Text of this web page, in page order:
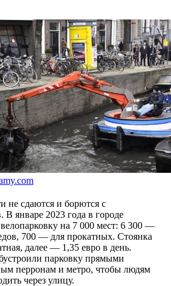
не сдаются и борются с
В январе 2023 года в городе
на 7 000 мест: 6 300 —
700 — для прокатных. Стоянка
далее — 1,35 евро в день.
парковку прямыми
перронам и метро, чтобы людям
через улицу.